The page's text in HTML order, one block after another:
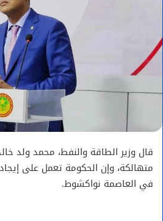
قال وزير الطاقة والنفط، محمد ولد
متهالكة، وإن الحكومة تعمل على
في العاصمة نواكشوط.